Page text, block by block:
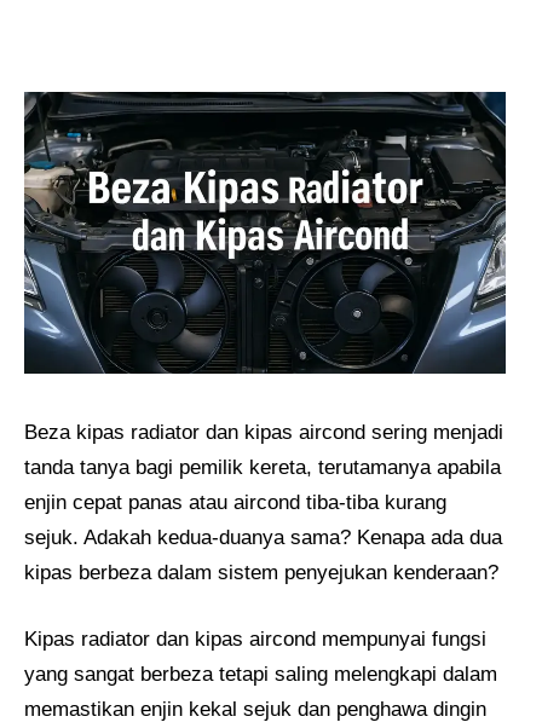
Beza kipas radiator dan kipas aircond sering menjadi
tanda tanya bagi pemilik kereta, terutamanya apabila
enjin cepat panas atau aircond tiba-tiba kurang
sejuk. Adakah kedua-duanya sama? Kenapa ada dua
kipas berbeza dalam sistem penyejukan kenderaan?
Kipas radiator dan kipas aircond mempunyai fungsi
yang sangat berbeza tetapi saling melengkapi dalam
memastikan enjin kekal sejuk dan penghawa dingin